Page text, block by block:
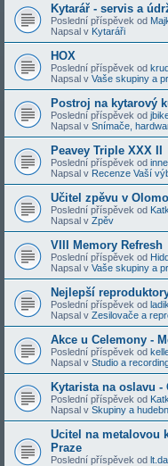
Kytarář - servis a
Poslední příspěvek od
Napsal v Kytaráři
HOX
Poslední příspěvek od
Napsal v Vaše skupiny a
Postroj na kytarový
Poslední příspěvek od
Napsal v Snímače,
Peavey Triple XXX II
Poslední příspěvek od
Napsal v Recenze Vaší
Učitel zpěvu v
Poslední příspěvek od
Napsal v Zpěv
VIII Memory Refresh
Poslední příspěvek od
Napsal v Vaše skupiny a
Nejlepší
Poslední příspěvek od
Napsal v Zesilovače a
Akce u Celemony -
Poslední příspěvek od
Napsal v Studio a
Kytarista na oslavu -
Poslední příspěvek od
Napsal v Skupiny a
Ucitel na metalovou
Praze
Poslední příspěvek od